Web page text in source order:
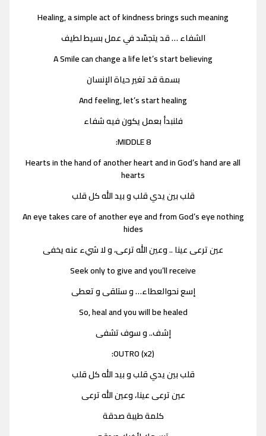
Healing, a simple act of kindness brings such meaning
الشفاء … قد يتجسّد في عمل بسيط لطيف
A Smile can change a life let’s start believing
بسمة قد تغير حياة الإنسان
And feeling, let’s start healing
فلنبدأ بعمل يكون فيه شفاء
MIDDLE 8:
Hearts in the hand of another heart and in God’s hand are all
hearts
قلب بين يدي قلب و بيد الله كل قلب
An eye takes care of another eye and from God’s eye nothing
hides
عين ترعى عينا .. وعين الله ترعى، و لا شيء عنه يخفى
Seek only to give and you’ll receive
إسع نحوالعطاء… و ستلقى و تعطى
So, heal and you will be healed
إشف.. و سوف تشفى
OUTRO (x2):
قلب بين يدي قلب و بيد الله كل قلب
عين ترعى عينا، وعين الله ترعى
كلمة طيبة صدقة